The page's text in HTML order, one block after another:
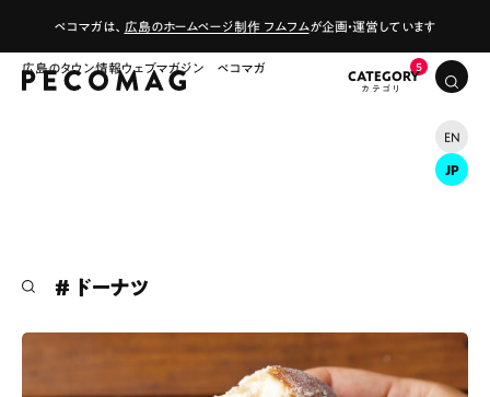
ペコマガは、 広島のホームページ制作 フムフムが企画・運営しています
広島のタウン情報ウェブマガジン ペコマガ
CATEGORY
EN
JP
# ファミリーにおすすめ
# テイクアウト # パン # コーヒー
# ドーナツ